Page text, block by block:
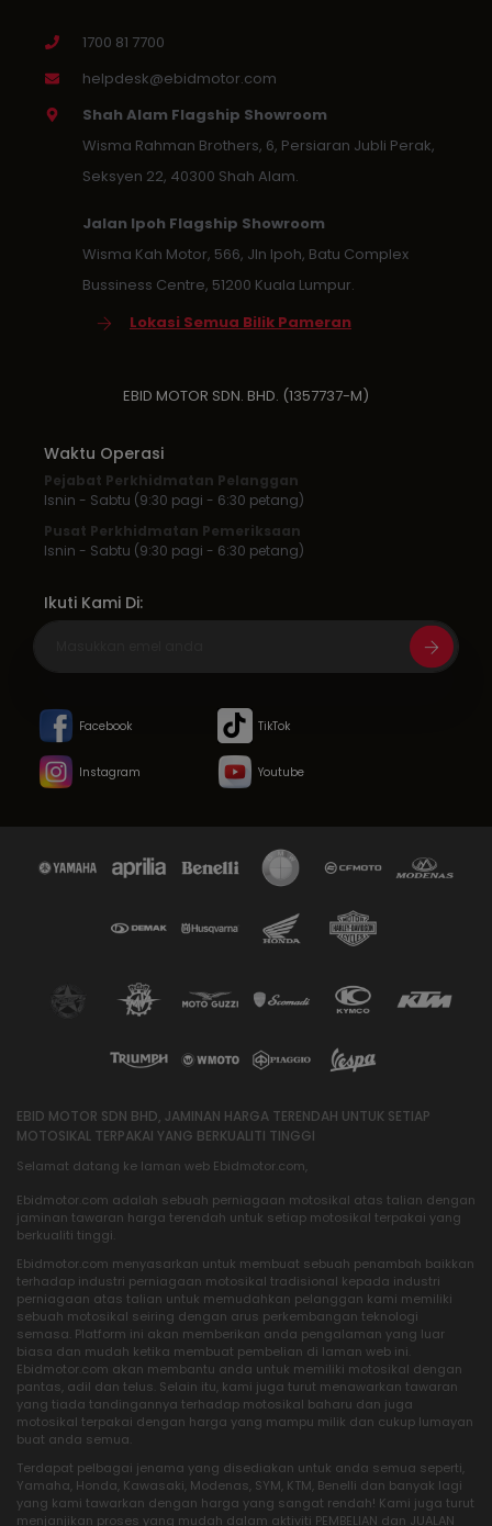
1700 81 7700
helpdesk@ebidmotor.com
Shah Alam Flagship Showroom
Wisma Rahman Brothers, 6, Persiaran Jubli Perak,
Seksyen 22, 40300 Shah Alam.
Jalan Ipoh Flagship Showroom
Wisma Kah Motor, 566, Jln Ipoh, Batu Complex
Bussiness Centre, 51200 Kuala Lumpur.
Lokasi Semua Bilik Pameran
EBID MOTOR SDN. BHD. (1357737-M)
Waktu Operasi
Pejabat Perkhidmatan Pelanggan
Isnin - Sabtu (9:30 pagi - 6:30 petang)
Pusat Perkhidmatan Pemeriksaan
Isnin - Sabtu (9:30 pagi - 6:30 petang)
Ikuti Kami Di:
Facebook TikTok
Instagram Youtube
EBID MOTOR SDN BHD, JAMINAN HARGA TERENDAH UNTUK SETIAP
MOTOSIKAL TERPAKAI YANG BERKUALITI TINGGI
Selamat datang ke laman web Ebidmotor.com,
Ebidmotor.com adalah sebuah perniagaan motosikal atas talian dengan
jaminan tawaran harga terendah untuk setiap motosikal terpakai yang
berkualiti tinggi.
Ebidmotor.com menyasarkan untuk membuat sebuah penambah baikkan
terhadap industri perniagaan motosikal tradisional kepada industri
perniagaan atas talian untuk memudahkan pelanggan kami memiliki
sebuah motosikal seiring dengan arus perkembangan teknologi
semasa. Platform ini akan memberikan anda pengalaman yang luar
biasa dan mudah ketika membuat pembelian di laman web ini.
Ebidmotor.com akan membantu anda untuk memiliki motosikal dengan
pantas, adil dan telus. Selain itu, kami juga turut menawarkan tawaran
yang tiada tandingannya terhadap motosikal baharu dan juga
motosikal terpakai dengan harga yang mampu milik dan cukup lumayan
buat anda semua.
Terdapat pelbagai jenama yang disediakan untuk anda semua seperti,
Yamaha, Honda, Kawasaki, Modenas, SYM, KTM, Benelli dan banyak lagi
yang kami tawarkan dengan harga yang sangat rendah! Kami juga turut
menjanjikan proses yang mudah dalam aktiviti PEMBELIAN dan JUALAN